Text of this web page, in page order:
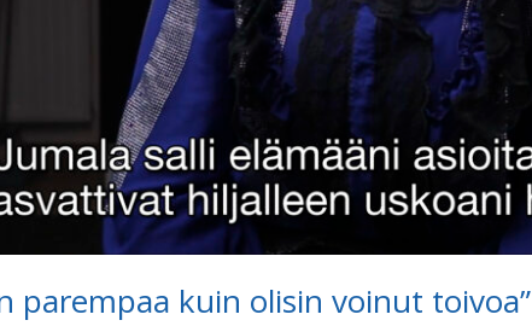
parempaa kuin olisin voinut toivoa”